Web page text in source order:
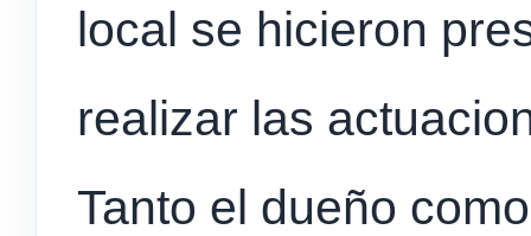
local se hicieron
realizar las
Tanto el dueño